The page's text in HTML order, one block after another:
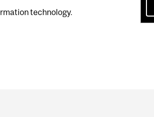
technology.